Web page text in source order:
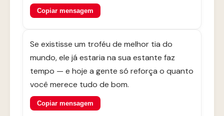
Copiar mensagem
Se existisse um troféu de melhor tia do
mundo, ele já estaria na sua estante faz
tempo — e hoje a gente só reforça o quanto
você merece tudo de bom.
Copiar mensagem